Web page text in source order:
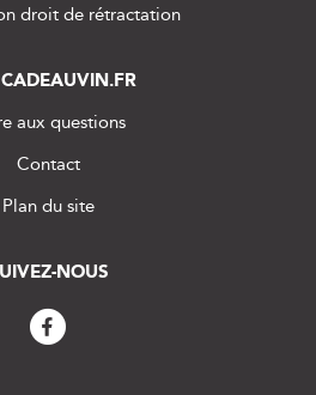
droit de rétractation
aux questions
Contact
Plan du site
NOUS